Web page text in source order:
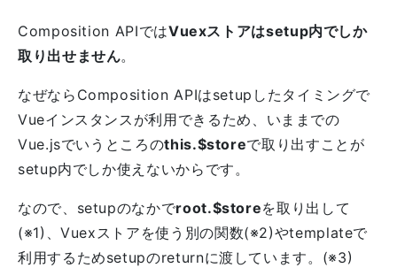
Composition APIではVuexストアはsetup内でしか
取り出せません。
なぜならComposition APIはsetupしたタイミングで
Vueインスタンスが利用できるため、いままでの
Vue.jsでいうところのthis.$storeで取り出すことが
setup内でしか使えないからです。
なので、setupのなかでroot.$storeを取り出して
(※1)、Vuexストアを使う別の関数(※2)やtemplateで
利用するためsetupのreturnに渡しています。(※3)